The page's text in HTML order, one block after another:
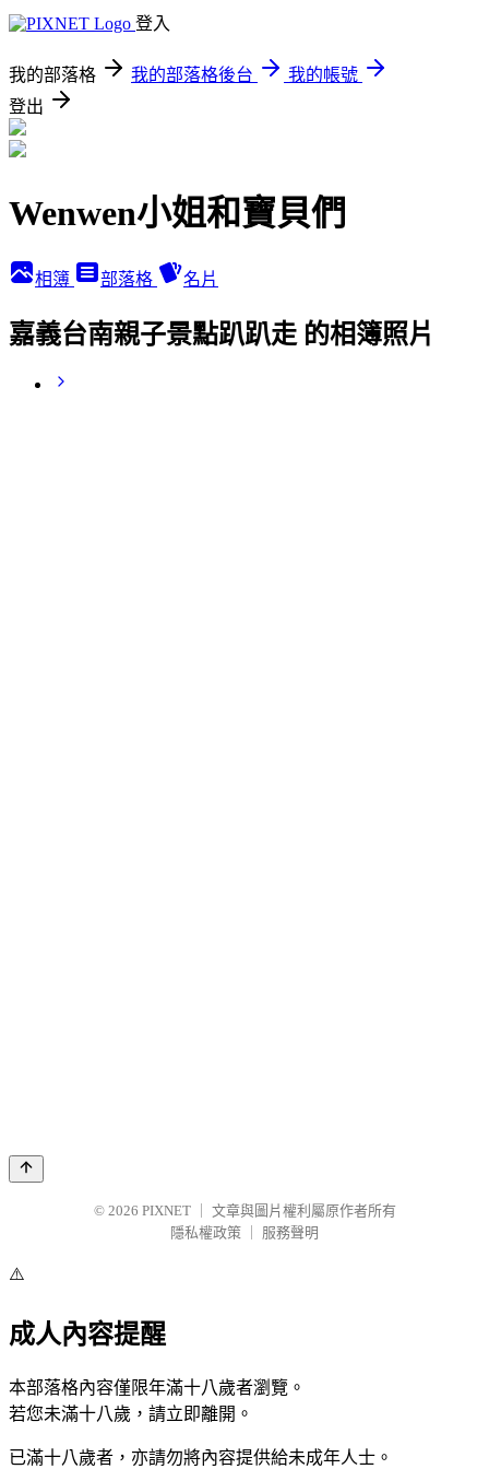
登入
我的部落格 我的部落格後台
我的帳號
登出
Wenwen小姐和寶貝們
相簿 部落格 名片
嘉義台南親子景點趴趴走 的相簿照片
© 2026 PIXNET
文章與圖片權利屬原作者所有
隱私權政策
服務聲明
⚠️
成人內容提醒
本部落格內容僅限年滿十八歲者瀏覽。
若您未滿十八歲，請立即離開。
已滿十八歲者，亦請勿將內容提供給未成年人士。